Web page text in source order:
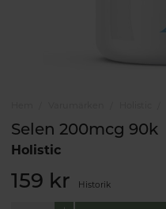
Selen 200mcg 90k
Holistic
159 kr Historik